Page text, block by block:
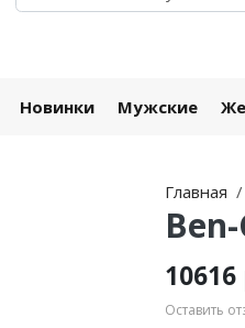
Новинки Мужские
Главная
10616
Оставить